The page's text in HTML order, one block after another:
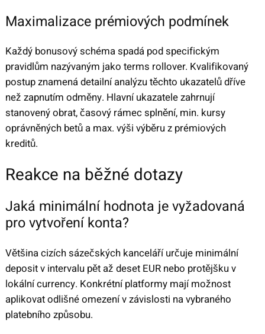
Maximalizace prémiových podmínek
Každý bonusový schéma spadá pod specifickým
pravidlům nazývaným jako terms rollover. Kvalifikovaný
postup znamená detailní analýzu těchto ukazatelů dříve
než zapnutím odměny. Hlavní ukazatele zahrnují
stanovený obrat, časový rámec splnění, min. kursy
oprávněných betů a max. výši výběru z prémiových
kreditů.
Reakce na běžné dotazy
Jaká minimální hodnota je vyžadovaná
pro vytvoření konta?
Většina cizích sázečských kanceláří určuje minimální
deposit v intervalu pět až deset EUR nebo protějšku v
lokální currency. Konkrétní platformy mají možnost
aplikovat odlišné omezení v závislosti na vybraného
platebního způsobu.